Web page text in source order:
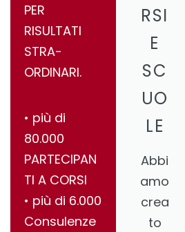
PER
RISULTATI
STRA-
ORDINARI.
•⁠ ⁠più di
80.000
PARTECIPAN
TI A CORSI
•⁠ ⁠più di 6.000
Consulenze
RSI
E
SC
UO
LE
Abbi
amo
crea
to